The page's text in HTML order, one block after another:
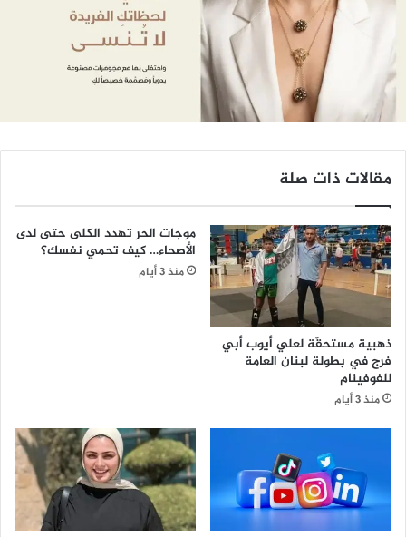
مقالات ذات صلة
ذهبية مستحقّة لعلي أيوب أبي
فرج في بطولة لبنان العامة
للفوفينام
منذ 3 أيام
موجات الحر تهدد الكلى حتى لدى
الأصحاء… كيف تحمي نفسك؟
منذ 3 أيام